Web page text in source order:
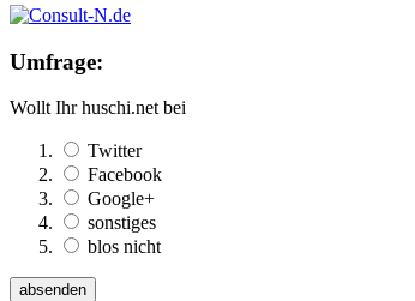
Umfrage:
Wollt Ihr huschi.net bei
Twitter
Facebook
Google+
sonstiges
blos nicht